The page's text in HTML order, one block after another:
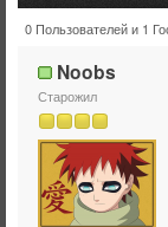
Тема:
0 Пользователей и 1
Noobs
Старожил